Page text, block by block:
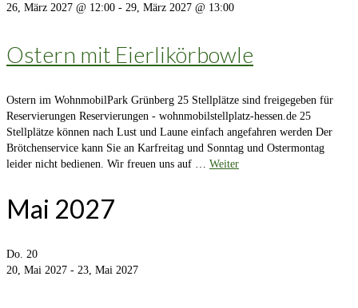
26, März 2027 @ 12:00 - 29, März 2027 @ 13:00
Ostern mit Eierlikörbowle
Ostern im WohnmobilPark Grünberg 25 Stellplätze sind freigegeben für
Reservierungen Reservierungen - wohnmobilstellplatz-hessen.de 25
Stellplätze können nach Lust und Laune einfach angefahren werden Der
Brötchenservice kann Sie an Karfreitag und Sonntag und Ostermontag
leider nicht bedienen. Wir freuen uns auf … Weiter
Mai 2027
Do. 20
20, Mai 2027 - 23, Mai 2027